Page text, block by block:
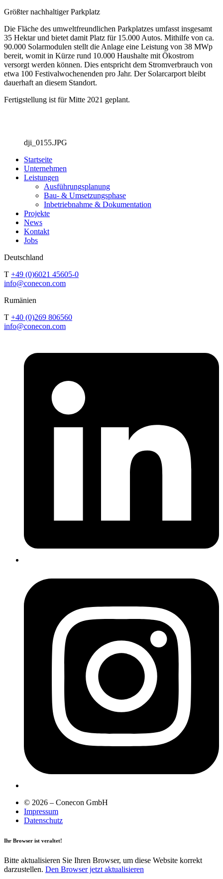
Größter nachhaltiger Parkplatz
Die Fläche des umweltfreundlichen Parkplatzes umfasst insgesamt
35 Hektar und bietet damit Platz für 15.000 Autos. Mithilfe von ca.
90.000 Solarmodulen stellt die Anlage eine Leistung von 38 MWp
bereit, womit in Kürze rund 10.000 Haushalte mit Ökostrom
versorgt werden können. Dies entspricht dem Stromverbrauch von
etwa 100 Festivalwochenenden pro Jahr. Der Solarcarport bleibt
dauerhaft an diesem Standort.
Fertigstellung ist für Mitte 2021 geplant.
dji_0155.JPG
Startseite
Unternehmen
Leistungen
Ausführungsplanung
Bau- & Umsetzungsphase
Inbetriebnahme & Dokumentation
Projekte
News
Kontakt
Jobs
Deutschland
T +49 (0)6021 45605-0
info@conecon.com
Rumänien
T +40 (0)269 806560
info@conecon.com
© 2026 – Conecon GmbH
Impressum
Datenschutz
Ihr Browser ist veraltet!
Bitte aktualisieren Sie Ihren Browser, um diese Website korrekt
darzustellen. Den Browser jetzt aktualisieren